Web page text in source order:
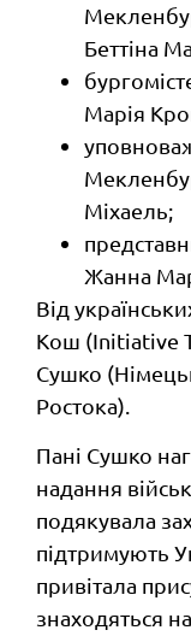
Беттіна
Марія
Міхаель;
Жанна
Від
Кош (Initiative
Сушко
Ростока).
Пані Сушко
надання
подякувала
підтримують
привітала
знаходяться